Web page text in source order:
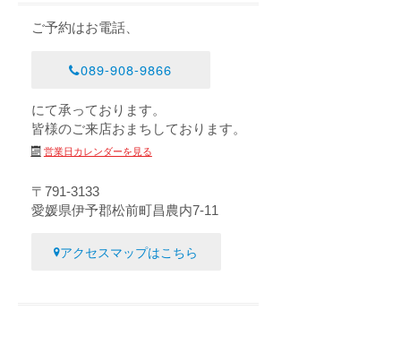
ご予約はお電話、
089-908-9866
にて承っております。
皆様のご来店おまちしております。
営業日カレンダーを見る
〒791-3133
愛媛県伊予郡松前町昌農内7-11
アクセスマップはこちら